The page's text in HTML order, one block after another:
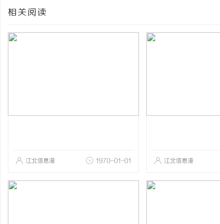
相关阅读
江北信息港 1970-01-01 江北信息港